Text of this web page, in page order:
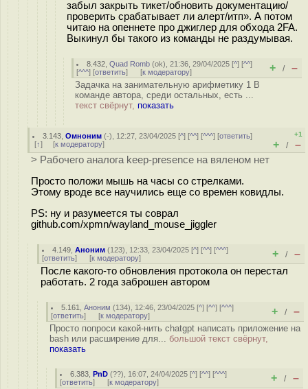
забыл закрыть тикет/обновить документацию/
проверить срабатывает ли алерт/итп». А потом
читаю на опеннете про джиглер для обхода 2FA.
Выкинул бы такого из команды не раздумывая.
8.432 ,Quad Romb (ok), 21:36, 29/04/2025 [^] [^^]
[^^^] [ответить] [к модератору] + / –
Задачка на занимательную арифметику 1 В
команде автора, среди остальных, есть ...
текст свёрнут, показать
3.143 ,Омноним (-), 12:27, 23/04/2025 [^] [^^] [^^^] [ответить]
[↑] [к модератору]
+1
+ / –
> Рабочего аналога keep-presence на вяленом нет
Просто положи мышь на часы со стрелками.
Этому вроде все научились еще со времен ковидлы.
PS: ну и разумеется ты соврал
github.com/xpmn/wayland_mouse_jiggler
4.149 ,Аноним (123), 12:33, 23/04/2025 [^] [^^] [^^^]
[ответить] [к модератору] + / –
После какого-то обновления протокола он перестал
работать. 2 года заброшен автором
5.161 ,Аноним (134), 12:46, 23/04/2025 [^] [^^] [^^^]
[ответить] [к модератору] + / –
Просто попроси какой-нить chatgpt написать приложение на
bash или расширение для... большой текст свёрнут,
показать
6.383 ,PnD (??), 16:07, 24/04/2025 [^] [^^] [^^^]
[ответить] [к модератору] + / –